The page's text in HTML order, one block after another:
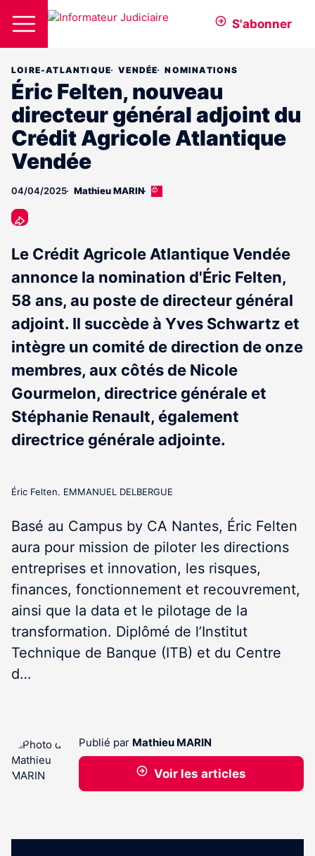
S'abonner
LOIRE-ATLANTIQUE VENDÉE NOMINATIONS
Éric Felten, nouveau
directeur général adjoint du
Crédit Agricole Atlantique
Vendée
04/04/2025 Mathieu MARIN
Cet
abonnés
Le Crédit Agricole Atlantique Vendée
annonce la nomination d'Éric Felten,
58 ans, au poste de directeur général
adjoint. Il succède à Yves Schwartz et
intègre un comité de direction de onze
membres, aux côtés de Nicole
Gourmelon, directrice générale et
Stéphanie Renault, également
directrice générale adjointe.
Éric Felten. EMMANUEL DELBERGUE
Basé au Campus by CA Nantes, Éric Felten
aura pour mission de piloter les directions
entreprises et innovation, les risques,
finances, fonctionnement et recouvrement,
ainsi que la data et le pilotage de la
transformation. Diplômé de l’Institut
Technique de Banque (ITB) et du Centre
d…
Publié par Mathieu MARIN
Voir les articles